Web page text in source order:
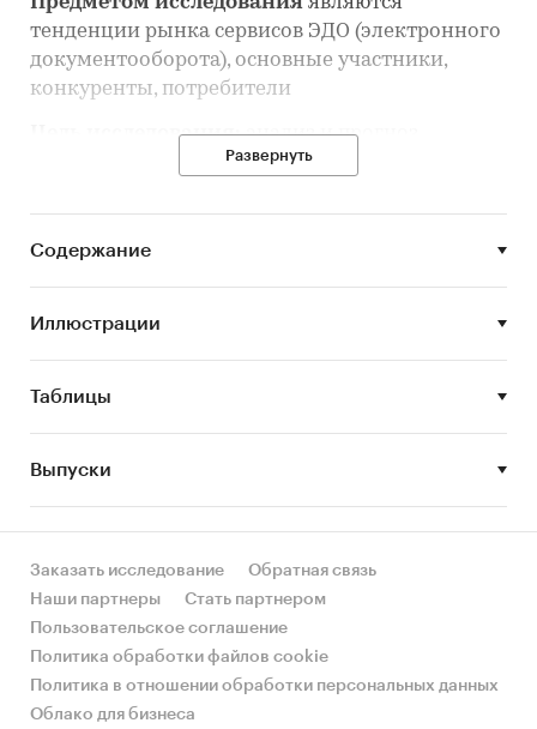
тенденции рынка сервисов ЭДО (электронного
документооборота), основные участники,
конкуренты, потребители
Цель исследования:анализ и прогноз
развития рынка сервисов ЭДО (электронного
рынка сервисов ЭДО (электронного
документооборота)
сервисов ЭДО (электронного
документооборота)
• Описание основных конкурентов
• Составление прогноза развития рынка до
2026 г.
Основные блоки исследования:
• Обзор российского рынка сервисов ЭДО
Развернуть
Содержание
Иллюстрации
Таблицы
Выпуски
Заказать исследование
Обратная связь
Наши партнеры
Стать партнером
Пользовательское соглашение
Политика обработки файлов cookie
Политика в отношении обработки персональных данных
Облако для бизнеса